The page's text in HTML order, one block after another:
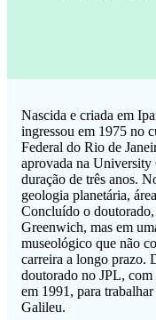
Nascida e criada em
ingressou em 1975 no
Federal do Rio de
aprovada na
duração de três anos.
geologia planetária,
Concluído o
Greenwich, mas em
museológico que não
carreira a longo prazo.
doutorado no JPL, com
em 1991, para
Galileu.